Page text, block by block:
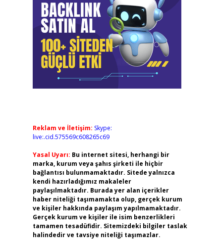
Reklam ve İletişim: Skype:
live:.cid.575569c608265c69
Yasal Uyarı: Bu internet sitesi, herhangi bir
marka, kurum veya şahıs şirketi ile hiçbir
bağlantısı bulunmamaktadır. Sitede yalnızca
kendi hazırladığımız makaleler
paylaşılmaktadır. Burada yer alan içerikler
haber niteliği taşımamakta olup, gerçek kurum
ve kişiler hakkında paylaşım yapılmamaktadır.
Gerçek kurum ve kişiler ile isim benzerlikleri
tamamen tesadüfidir. Sitemizdeki bilgiler taslak
halindedir ve tavsiye niteliği taşımazlar.